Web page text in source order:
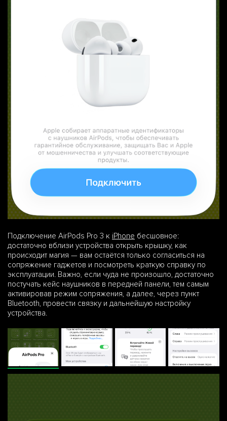
Подключение AirPods Pro 3 к iPhone бесшовное:
достаточно вблизи устройства открыть крышку, как
происходит магия — вам остаётся только согласиться на
сопряжение гаджетов и посмотреть краткую справку по
эксплуатации. Важно, если чуда не произошло, достаточно
постучать кейс наушников в передней панели, тем самым
активировав режим сопряжения, а далее, через пункт
Bluetooth, провести связку и дальнейшую настройку
устройства.